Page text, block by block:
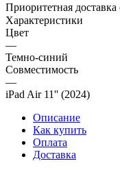
Приоритетная доставка
Характеристики
Цвет
—
Темно-синий
Совместимость
—
iPad Air 11'' (2024)
Описание
Как купить
Оплата
Доставка